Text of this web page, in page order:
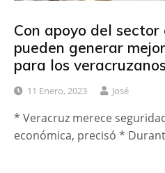
Con apoyo del
pueden generar
para los
11 Enero, 2023 José
* Veracruz merece
económica, precisó *